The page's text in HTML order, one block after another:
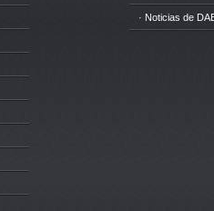
· Noticias de